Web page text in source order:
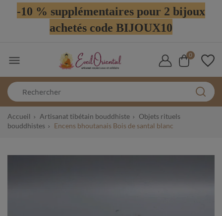
-10 % supplémentaires pour 2 bijoux
achetés code BIJOUX10
 0
Accueil Artisanat tibétain bouddhiste
Objets rituels
bouddhistes
Encens bhoutanais Bois de santal blanc